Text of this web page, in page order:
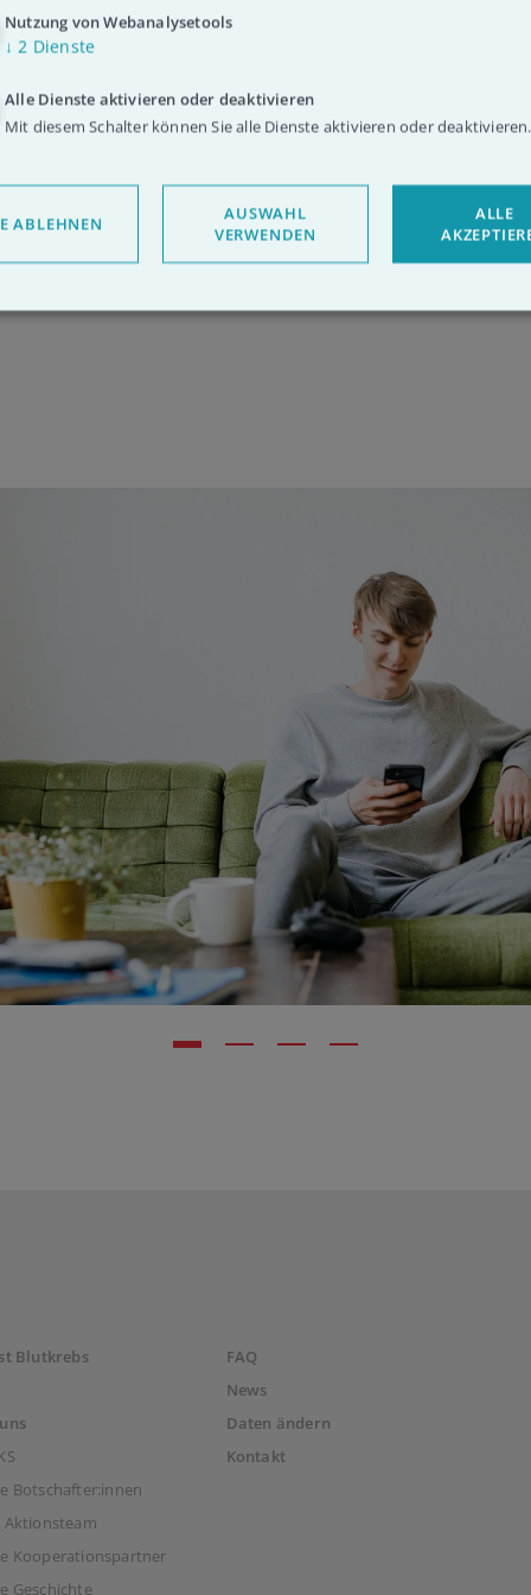
deinen Zwilling
Gänsehaut ist
Blutkrebs
Botschafter:innen
Aktionsteam
Kooperationspartner
Geschichte
FAQ
News
Daten ändern
Kontakt
Nutzung von Webanalysetools
↓ 2 Dienste
Alle Dienste aktivieren oder deaktivieren
Mit diesem Schalter können Sie alle Dienste aktivieren oder deaktivieren.
ABLEHNEN
AUSWAHL
VERWENDEN
ALLE